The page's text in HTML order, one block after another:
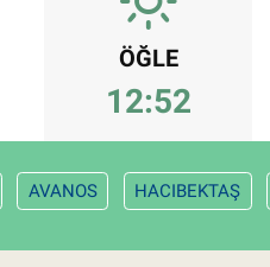
ÖĞLE
12:52
AVANOS HACIBEKTAŞ